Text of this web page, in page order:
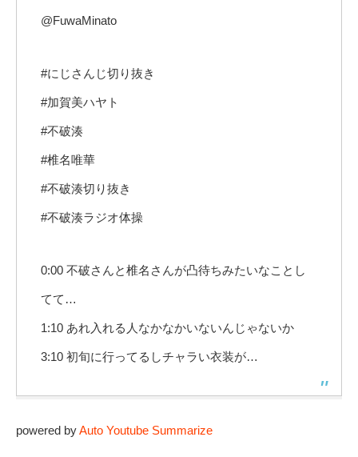
@FuwaMinato
#にじさんじ切り抜き
#加賀美ハヤト
#不破湊
#椎名唯華
#不破湊切り抜き
#不破湊ラジオ体操
0:00 不破さんと椎名さんが凸待ちみたいなことし
てて…
1:10 あれ入れる人なかなかいないんじゃないか
3:10 初旬に行ってるしチャラい衣装が…
powered byAuto Youtube Summarize